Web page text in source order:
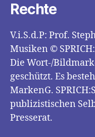
Rechte
V.i.S.d.P: Prof.
Musiken ©
Die Wort-/
geschützt. Es
MarkenG.
publizistischen
Presserat.